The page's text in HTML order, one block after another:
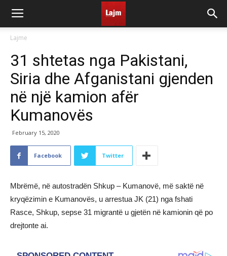
Lajme
31 shtetas nga Pakistani,
Siria dhe Afganistani gjenden
në një kamion afër
Kumanovës
February 15, 2020
Facebook Twitter
Mbrëmë, në autostradën Shkup – Kumanovë, më saktë në
kryqëzimin e Kumanovës, u arrestua JK (21) nga fshati
Rasce, Shkup, sepse 31 migrantë u gjetën në kamionin që po
drejtonte ai.